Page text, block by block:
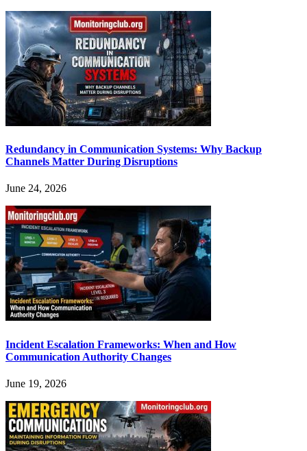
Redundancy in Communication Systems: Why Backup
Channels Matter During Disruptions
June 24, 2026
Incident Escalation Frameworks: When and How
Communication Authority Changes
June 19, 2026